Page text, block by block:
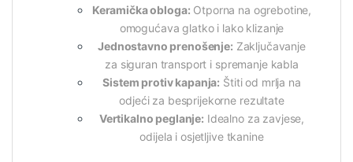
Keramička obloga: Otporna na ogrebotine,
omogućava glatko i lako klizanje
Jednostavno prenošenje: Zaključavanje
za siguran transport i spremanje kabla
Sistem protiv kapanja: Štiti od mrlja na
odjeći za besprijekorne rezultate
Vertikalno peglanje: Idealno za zavjese,
odijela i osjetljive tkanine